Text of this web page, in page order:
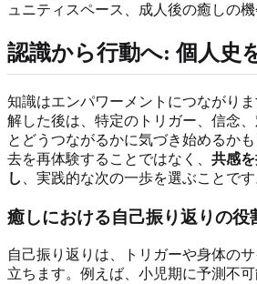
ュニティスペース、成人後の癒しの機
認識から行動へ: 個人史
知識はエンパワーメントにつながり
解した後は、特定のトリガー、信念
とどうつながるかに気づき始めるか
去を再体験することではなく、 共感
し
、実践的な次の一歩を選ぶことです
癒しにおける自己振り返りの役
自己振り返りは、トリガーや身体の
立ちます。例えば、小児期に予測不